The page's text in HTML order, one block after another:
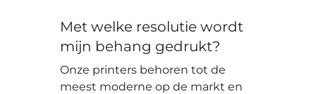
Met welke resolutie wordt
mijn behang gedrukt?
Onze printers behoren tot de
meest moderne op de markt en